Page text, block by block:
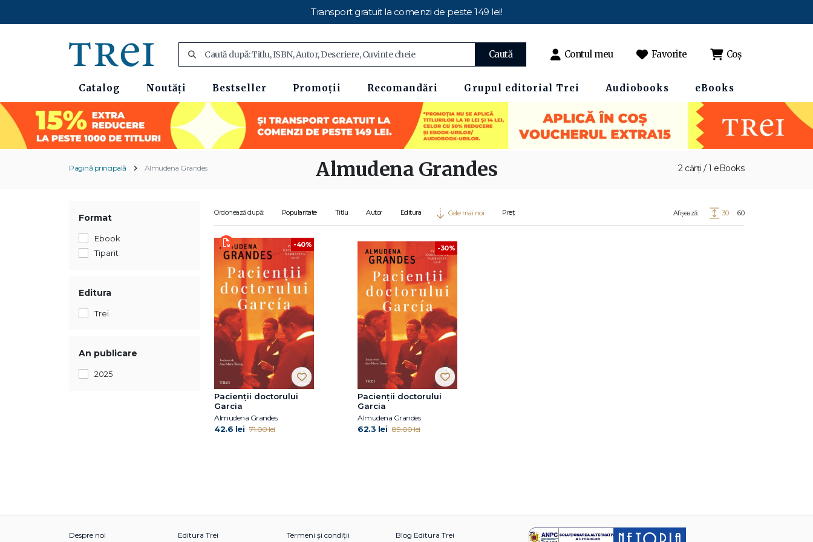
Transport gratuit la comenzi de peste 149 lei!
Caută Contul meu Favorite Coș
Catalog Noutăți Bestseller Promoții Recomandări Grupul editorial Trei Audiobooks eBooks
Pagină principală Almudena Grandes 2 cărți / 1 eBooks
Almudena Grandes
Format
Ebook
Tiparit
Editura
Trei
An publicare
2025
Ordonează după: Popularitate Titlu Autor Editura Cele mai noi Preț Afișează: 30 60
-40%
Pacienții doctorului
Garcia
Almudena Grandes
42.6 lei 71.00 lei
-30%
Pacienții doctorului
Garcia
Almudena Grandes
62.3 lei 89.00 lei
Despre noi Editura Trei Termeni și condiții Blog Editura Trei